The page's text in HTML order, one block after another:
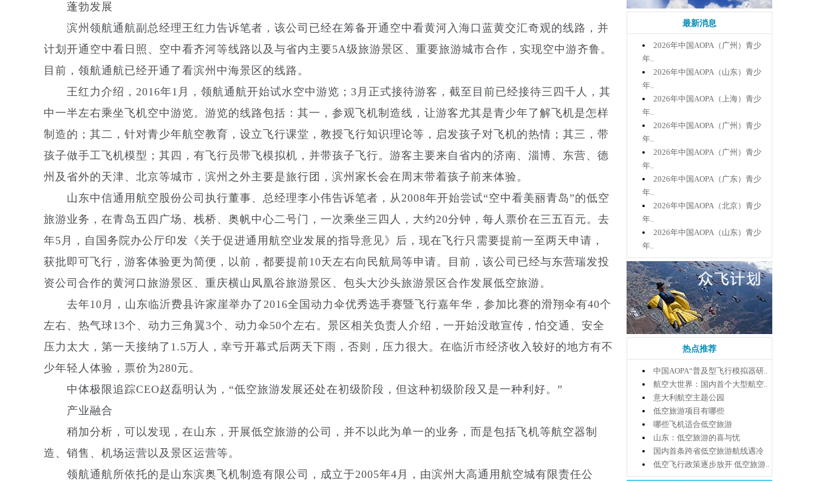
蓬勃发展
滨州领航通航副总经理王红力告诉笔者，该公司已经在筹备开通空中看黄河入海口蓝黄交汇奇观的线路，并
计划开通空中看日照、空中看齐河等线路以及与省内主要5A级旅游景区、重要旅游城市合作，实现空中游齐鲁。
目前，领航通航已经开通了看滨州中海景区的线路。
王红力介绍，2016年1月，领航通航开始试水空中游览；3月正式接待游客，截至目前已经接待三四千人，其
中一半左右乘坐飞机空中游览。游览的线路包括：其一，参观飞机制造线，让游客尤其是青少年了解飞机是怎样
制造的；其二，针对青少年航空教育，设立飞行课堂，教授飞行知识理论等，启发孩子对飞机的热情；其三，带
孩子做手工飞机模型；其四，有飞行员带飞模拟机，并带孩子飞行。游客主要来自省内的济南、淄博、东营、德
州及省外的天津、北京等城市，滨州之外主要是旅行团，滨州家长会在周末带着孩子前来体验。
山东中信通用航空股份公司执行董事、总经理李小伟告诉笔者，从2008年开始尝试“空中看美丽青岛”的低空
旅游业务，在青岛五四广场、栈桥、奥帆中心二号门，一次乘坐三四人，大约20分钟，每人票价在三五百元。去
年5月，自国务院办公厅印发《关于促进通用航空业发展的指导意见》后，现在飞行只需要提前一至两天申请，
获批即可飞行，游客体验更为简便，以前，都要提前10天左右向民航局等申请。目前，该公司已经与东营瑞发投
资公司合作的黄河口旅游景区、重庆横山凤凰谷旅游景区、包头大沙头旅游景区合作发展低空旅游。
去年10月，山东临沂费县许家崖举办了2016全国动力伞优秀选手赛暨飞行嘉年华，参加比赛的滑翔伞有40个
左右、热气球13个、动力三角翼3个、动力伞50个左右。景区相关负责人介绍，一开始没敢宣传，怕交通、安全
压力太大，第一天接纳了1.5万人，幸亏开幕式后两天下雨，否则，压力很大。在临沂市经济收入较好的地方有不
少年轻人体验，票价为280元。
中体极限追踪CEO赵磊明认为，“低空旅游发展还处在初级阶段，但这种初级阶段又是一种利好。”
产业融合
稍加分析，可以发现，在山东，开展低空旅游的公司，并不以此为单一的业务，而是包括飞机等航空器制
造、销售、机场运营以及景区运营等。
领航通航所依托的是山东滨奥飞机制造有限公司，成立于2005年4月，由滨州大高通用航空城有限责任公
最新消息
2026年中国AOPA（广州）青少
年..
2026年中国AOPA（山东）青少
年..
2026年中国AOPA（上海）青少
年..
2026年中国AOPA（广州）青少
年..
2026年中国AOPA（广州）青少
年..
2026年中国AOPA（广东）青少
年..
2026年中国AOPA（北京）青少
年..
2026年中国AOPA（山东）青少
年..
热点推荐
中国AOPA“普及型飞行模拟器研..
航空大世界：国内首个大型航空..
意大利航空主题公园
低空旅游项目有哪些
哪些飞机适合低空旅游
山东：低空旅游的喜与忧
国内首条跨省低空旅游航线遇冷
低空飞行政策逐步放开 低空旅游..